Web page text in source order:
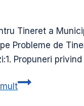
Tineret a
Probleme de
Propuneri
Ministerul